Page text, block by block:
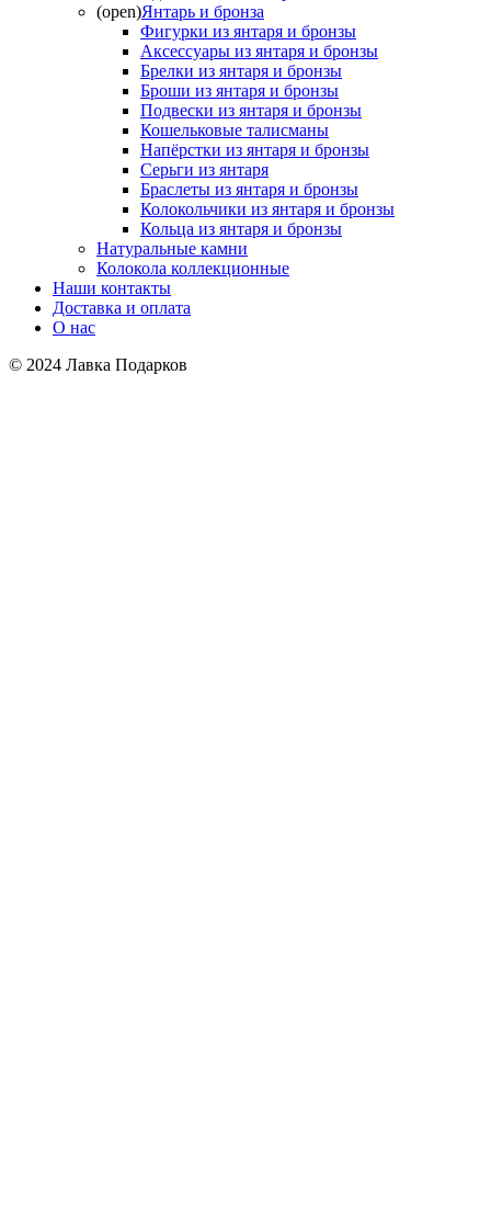
(open)Янтарь и бронза
Фигурки из янтаря и бронзы
Аксессуары из янтаря и бронзы
Брелки из янтаря и бронзы
Броши из янтаря и бронзы
Подвески из янтаря и бронзы
Кошельковые талисманы
Напёрстки из янтаря и бронзы
Серьги из янтаря
Браслеты из янтаря и бронзы
Колокольчики из янтаря и бронзы
Кольца из янтаря и бронзы
Натуральные камни
Колокола коллекционные
Наши контакты
Доставка и оплата
О нас
© 2024 Лавка Подарков